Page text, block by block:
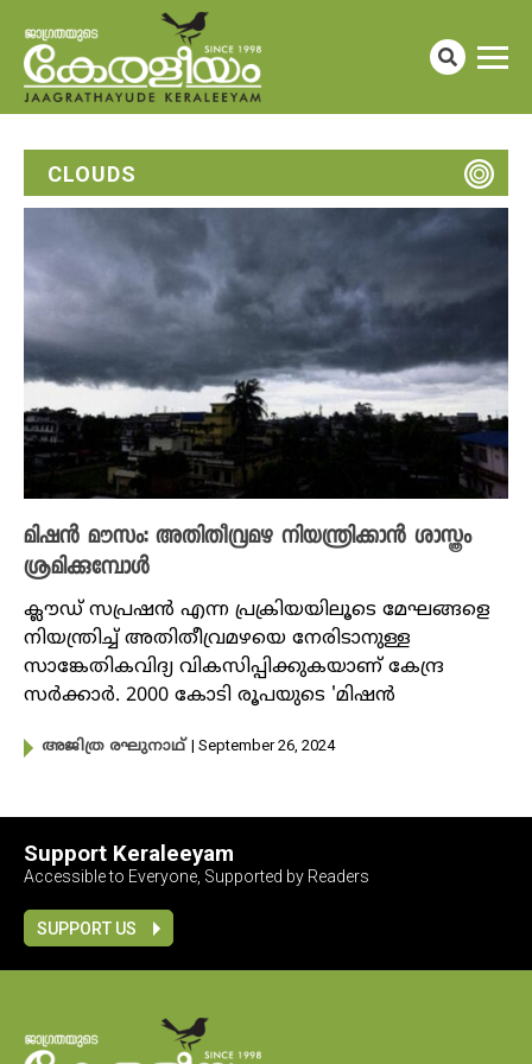
CLOUDS
മിഷൻ മൗസം: അതിതീവ്രമഴ നിയന്ത്രിക്കാൻ ശാസ്ത്രം
ശ്രമിക്കുമ്പോൾ
ക്ലൗഡ് സപ്രഷൻ എന്ന പ്രക്രിയയിലൂടെ മേഘങ്ങളെ
നിയന്ത്രിച്ച് അതിതീവ്രമഴയെ നേരിടാനുള്ള
സാങ്കേതികവിദ്യ വികസിപ്പിക്കുകയാണ് കേന്ദ്ര
സർക്കാർ. 2000 കോടി രൂപയുടെ 'മിഷൻ
അജിത്ര രഘുനാഥ്‌ | September 26, 2024
Support Keraleeyam
Accessible to Everyone, Supported by Readers
SUPPORT US